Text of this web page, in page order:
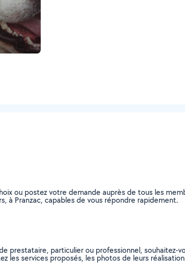
ou postez votre demande auprès de tous les
à Pranzac, capables de vous répondre rapidement.
prestataire, particulier ou professionnel, souhaitez-
les services proposés, les photos de leurs